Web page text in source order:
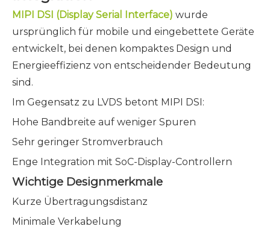
MIPI DSI (Display Serial Interface) wurde
ursprünglich für mobile und eingebettete Geräte
entwickelt, bei denen kompaktes Design und
Energieeffizienz von entscheidender Bedeutung
sind.
Im Gegensatz zu LVDS betont MIPI DSI:
Hohe Bandbreite auf weniger Spuren
Sehr geringer Stromverbrauch
Enge Integration mit SoC-Display-Controllern
Wichtige Designmerkmale
Kurze Übertragungsdistanz
Minimale Verkabelung